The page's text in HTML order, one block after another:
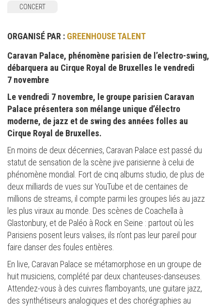
CONCERT
ORGANISÉ PAR : GREENHOUSE TALENT
Caravan Palace, phénomène parisien de l’electro-swing,
débarquera au Cirque Royal de Bruxelles le vendredi
7 novembre
Le vendredi 7 novembre, le groupe parisien Caravan
Palace présentera son mélange unique d’électro
moderne, de jazz et de swing des années folles au
Cirque Royal de Bruxelles.
En moins de deux décennies, Caravan Palace est passé du
statut de sensation de la scène jive parisienne à celui de
phénomène mondial. Fort de cinq albums studio, de plus de
deux milliards de vues sur YouTube et de centaines de
millions de streams, il compte parmi les groupes liés au jazz
les plus viraux au monde. Des scènes de Coachella à
Glastonbury, et de Paléo à Rock en Seine : partout où les
Parisiens posent leurs valises, ils n’ont pas leur pareil pour
faire danser des foules entières.
En live, Caravan Palace se métamorphose en un groupe de
huit musiciens, complété par deux chanteuses-danseuses.
Attendez-vous à des cuivres flamboyants, une guitare jazz,
des synthétiseurs analogiques et des chorégraphies au